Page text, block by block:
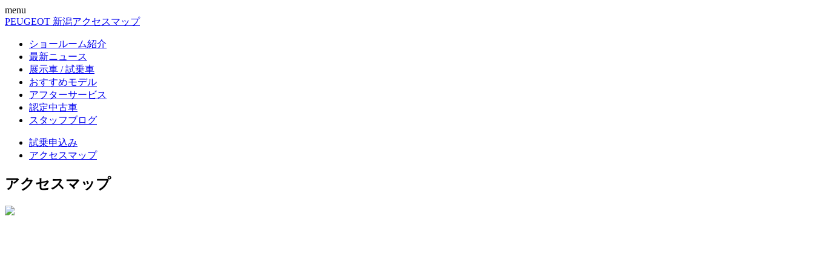
menu
PEUGEOT 新潟アクセスマップ
ショールーム紹介
最新ニュース
展示車 / 試乗車
おすすめモデル
アフターサービス
認定中古車
スタッフブログ
試乗申込み
アクセスマップ
アクセスマップ